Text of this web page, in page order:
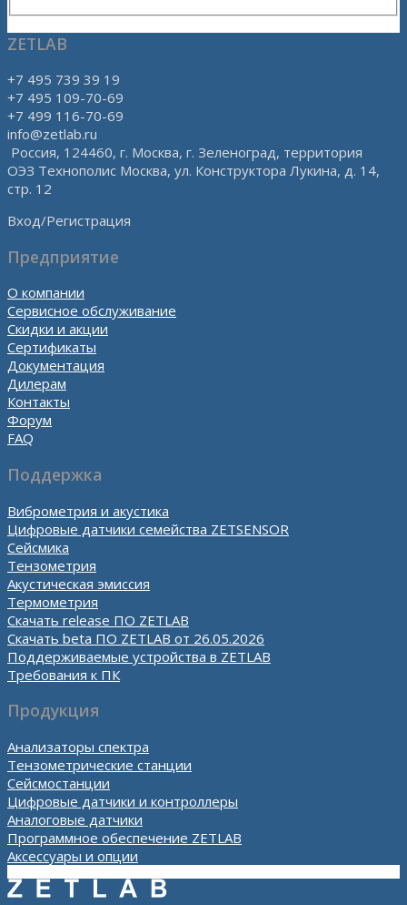
ZETLAB
+7 495 739 39 19
+7 495 109-70-69
+7 499 116-70-69
info@zetlab.ru
Россия, 124460, г. Москва, г. Зеленоград, территория
ОЭЗ Технополис Москва, ул. Конструктора Лукина, д. 14,
стр. 12
Вход/Регистрация
Предприятие
О компании
Сервисное обслуживание
Скидки и акции
Сертификаты
Документация
Дилерам
Контакты
Форум
FAQ
Поддержка
Виброметрия и акустика
Цифровые датчики семейства ZETSENSOR
Сейсмика
Тензометрия
Акустическая эмиссия
Термометрия
Скачать release ПО ZETLAB
Скачать beta ПО ZETLAB от 26.05.2026
Поддерживаемые устройства в ZETLAB
Требования к ПК
Продукция
Анализаторы спектра
Тензометрические станции
Сейсмостанции
Цифровые датчики и контроллеры
Аналоговые датчики
Программное обеспечение ZETLAB
Аксессуары и опции